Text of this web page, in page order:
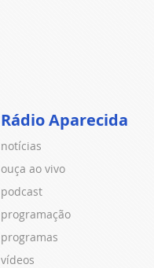
Rádio Aparecida
notícias
ouça ao vivo
podcast
programação
programas
vídeos